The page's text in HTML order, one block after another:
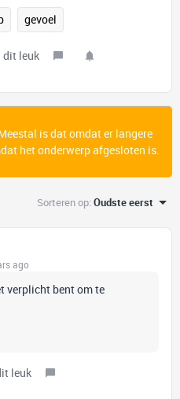
gevoel
dit leuk
is dat omdat er langere
het onderwerp afgesloten is.
Sorteren op:Oudste eerst
ago
verplicht bent om te
leuk